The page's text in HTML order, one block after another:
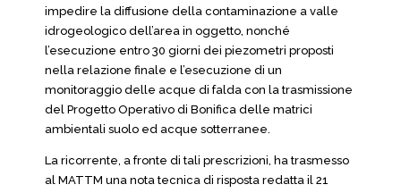
impedire la diffusione della contaminazione a valle
idrogeologico dell’area in oggetto, nonché
l’esecuzione entro 30 giorni dei piezometri proposti
nella relazione finale e l’esecuzione di un
monitoraggio delle acque di falda con la trasmissione
del Progetto Operativo di Bonifica delle matrici
ambientali suolo ed acque sotterranee.
La ricorrente, a fronte di tali prescrizioni, ha trasmesso
al MATTM una nota tecnica di risposta redatta il 21